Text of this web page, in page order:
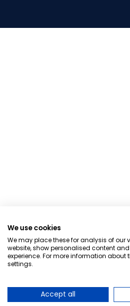
We use cookies
We may place these for analysis of our
website, show personalised content
experience. For more information about
settings.
Accept all